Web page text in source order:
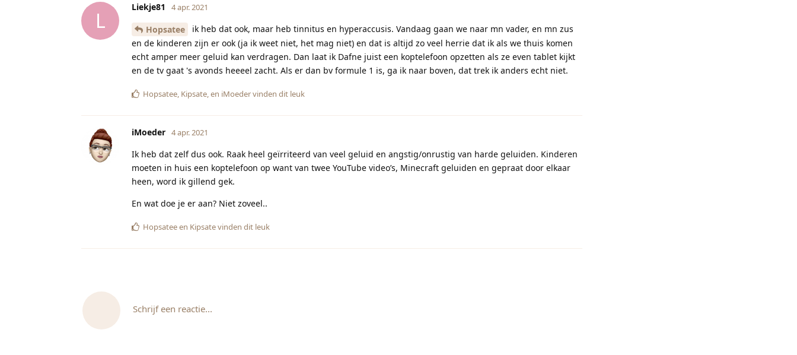
L
Liekje81 4 apr. 2021
Hopsatee
ik heb dat ook, maar heb tinnitus en hyperaccusis. Vandaag gaan we naar mn vader, en mn zus
en de kinderen zijn er ook (ja ik weet niet, het mag niet) en dat is altijd zo veel herrie dat ik als we thuis komen
echt amper meer geluid kan verdragen. Dan laat ik Dafne juist een koptelefoon opzetten als ze even tablet kijkt
en de tv gaat 's avonds heeeel zacht. Als er dan bv formule 1 is, ga ik naar boven, dat trek ik anders echt niet.
Hopsatee, Kipsate, en iMoedervinden dit leuk
iMoeder 4 apr. 2021
Ik heb dat zelf dus ook. Raak heel geïrriteerd van veel geluid en angstig/onrustig van harde geluiden. Kinderen
moeten in huis een koptelefoon op want van twee YouTube video’s, Minecraft geluiden en gepraat door elkaar
heen, word ik gillend gek.
En wat doe je er aan? Niet zoveel..
Hopsateeen Kipsatevinden dit leuk
Schrijf een reactie...